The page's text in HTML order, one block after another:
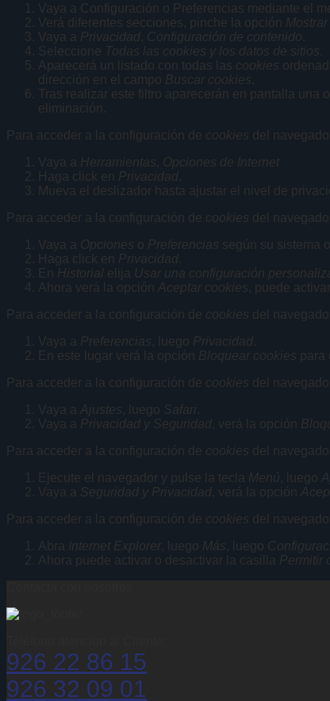
Vaya a Configuración o Preferencias mediante el
Verá diferentes secciones, pinche la opción
Vaya a Privacidad, Configuración de contenido.
Seleccione Todas las cookies y los datos de sitios.
Aparecerá un listado con todas las cookies
dirección en el campo Buscar cookies.
Tras realizar este filtro aparecerán en pantalla una
eliminación.
Para acceder a la configuración de cookies del
Vaya a Herramientas, Opciones de Internet
Haga click en Privacidad.
Mueva el deslizador hasta ajustar el nivel de
Para acceder a la configuración de cookies del
Vaya a Opciones o Preferencias según su sistema
Haga click en Privacidad.
En Historial elija Usar una configuración
Ahora verá la opción Aceptar cookies, puede
Para acceder a la configuración de cookies del
Vaya a Preferencias, luego Privacidad.
En este lugar verá la opción Bloquear cookies para
Para acceder a la configuración de cookies del
Vaya a Ajustes, luego Safari.
Vaya a Privacidad y Seguridad, verá la opción
Para acceder a la configuración de cookies del
Ejecute el navegador y pulse la tecla Menú, luego
Vaya a Seguridad y Privacidad, verá la opción
Para acceder a la configuración de cookies del
Abra Internet Explorer , luego Más, luego
Ahora puede activar o desactivar la casilla Permitir
926 22 86 15
926 32 09 01